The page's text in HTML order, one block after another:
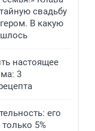
свадьбу
В какую
настоящее
3
его
5%